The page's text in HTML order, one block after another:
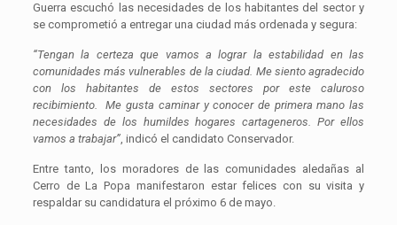
Guerra escuchó las necesidades de los habitantes del sector y
se comprometió a entregar una ciudad más ordenada y segura:
“Tengan la certeza que vamos a lograr la estabilidad en las
comunidades más vulnerables de la ciudad. Me siento agradecido
con los habitantes de estos sectores por este caluroso
recibimiento. Me gusta caminar y conocer de primera mano las
necesidades de los humildes hogares cartageneros. Por ellos
vamos a trabajar”, indicó el candidato Conservador.
Entre tanto, los moradores de las comunidades aledañas al
Cerro de La Popa manifestaron estar felices con su visita y
respaldar su candidatura el próximo 6 de mayo.